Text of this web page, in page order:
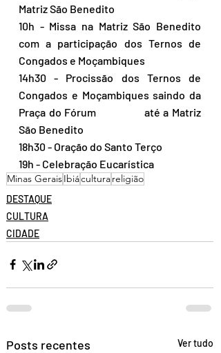
Matriz São Benedito
10h - Missa na Matriz São Benedito
com a participação dos Ternos de
Congados e Moçambiques
14h30 - Procissão dos Ternos de
Congados e Moçambiques saindo da
Praça do Fórum 		   até a Matriz
São Benedito
18h30 - Oração do Santo Terço
19h - Celebração Eucarística
Minas GeraisIbiáculturareligião
DESTAQUE
CULTURA
CIDADE
Posts recentes Ver tudo